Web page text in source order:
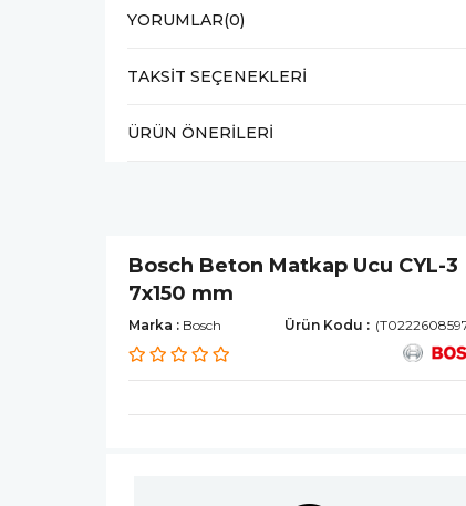
YORUMLAR(0)
TAKSIT SEÇENEKLERI
ÜRÜN ÖNERILERI
Bosch Beton Matkap Ucu CYL-3
7x150 mm
Marka : Bosch